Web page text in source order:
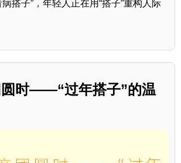
病搭子”，年轻人正在用“搭子”重构人际
圆时——“过年搭子”的温